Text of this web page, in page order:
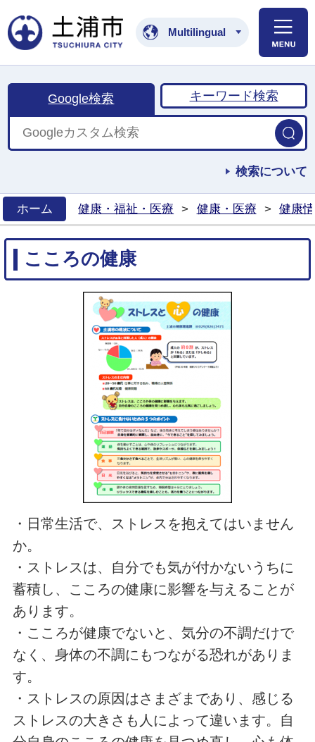
土浦市公式ホームペ
Multilingual
Google検索 キーワード検索
検索について
ホーム
健康・福祉・医療 > 健康・医療 > 健康
こころの健康
・日常生活で、ストレスを抱えてはいません
か。
・ストレスは、自分でも気が付かないうちに
蓄積し、こころの健康に影響を与えることが
あります。
・こころが健康でないと、気分の不調だけで
なく、身体の不調にもつながる恐れがありま
す。
・ストレスの原因はさまざまであり、感じる
ストレスの大きさも人によって違います。自